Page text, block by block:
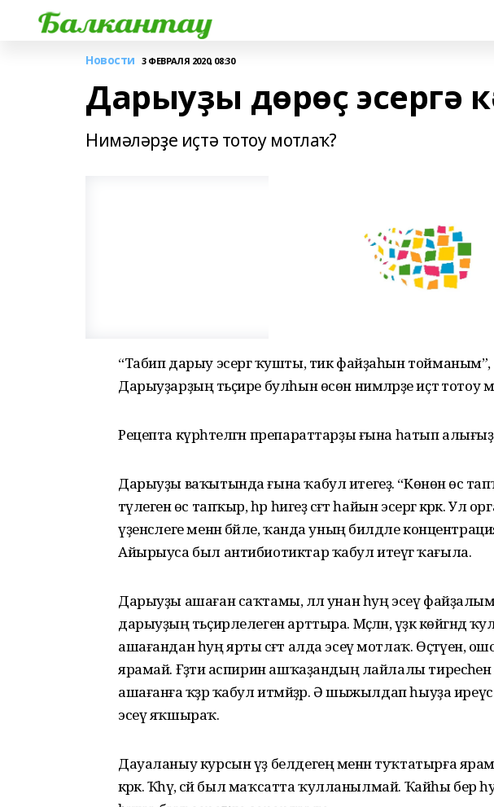
Новости 3 ФЕВРАЛЯ 2020, 08:30
Дарыуҙы дөрөҫ эсергә
Нимәләрҙе иҫтә тотоу мотлаҡ?
“Табип дарыу эсергә ҡушты, тик файҙаһын тойманым”, -
Дарыуҙарҙың тәьҫире булһын өсөн нимәләрҙе иҫтә тотоу
Рецепта күрһәтелгән препараттарҙы ғына һатып
Дарыуҙы ваҡытында ғына ҡабул итегеҙ. “Көнөнә өс
тәүлегенә өс тапҡыр, һәр һигеҙ сәғәт һайын эсергә кәрәк.
үҙенсәлеге менән бәйле, ҡанда уның билдәле
Айырыуса был антибиотиктар ҡабул итеүгә ҡағыла.
Дарыуҙы ашаған саҡтамы, әллә унан һуң эсеү
дарыуҙың тәьҫирлелеген арттыра. Мәҫәлән, үҙәк
ашағандан һуң ярты сәғәт алда эсеү мотлаҡ. Өҫтәүенә, ошо
ярамай. Ғәҙәти аспирин ашҡаҙандың лайлалы
ашағанға ҡәҙәр ҡабул итмәйҙәр. Ә шыжылдап һыуҙа иреүсе
эсеү яҡшыраҡ.
Дауаланыу курсын үҙ белдегең менән туҡтатырға
кәрәк. Ҡәһүә, сәй был маҡсатта ҡулланылмай. Ҡайһы бер